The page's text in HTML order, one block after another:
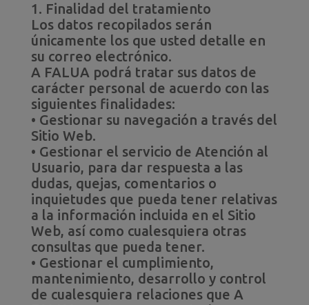
1. Finalidad del tratamiento
Los datos recopilados serán
únicamente los que usted detalle en
su correo electrónico.
A FALUA podrá tratar sus datos de
carácter personal de acuerdo con las
siguientes finalidades:
• Gestionar su navegación a través del
Sitio Web.
• Gestionar el servicio de Atención al
Usuario, para dar respuesta a las
dudas, quejas, comentarios o
inquietudes que pueda tener relativas
a la información incluida en el Sitio
Web, así como cualesquiera otras
consultas que pueda tener.
• Gestionar el cumplimiento,
mantenimiento, desarrollo y control
de cualesquiera relaciones que A